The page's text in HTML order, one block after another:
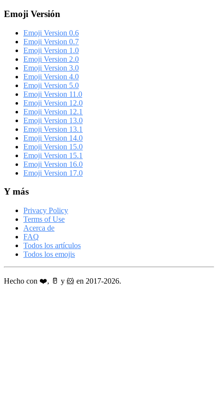
Emoji Versión
Emoji Version 0.6
Emoji Version 0.7
Emoji Version 1.0
Emoji Version 2.0
Emoji Version 3.0
Emoji Version 4.0
Emoji Version 5.0
Emoji Version 11.0
Emoji Version 12.0
Emoji Version 12.1
Emoji Version 13.0
Emoji Version 13.1
Emoji Version 14.0
Emoji Version 15.0
Emoji Version 15.1
Emoji Version 16.0
Emoji Version 17.0
Y más
Privacy Policy
Terms of Use
Acerca de
FAQ
Todos los artículos
Todos los emojis
Hecho con ❤️, 🥛 y 🐹 en 2017-2026.